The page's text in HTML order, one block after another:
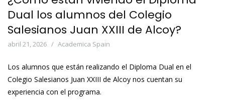
Dual los alumnos del Colegio
Salesianos Juan XXIII de Alcoy?
abril 21, 2026 Academica Spain
Los alumnos que están realizando el Diploma Dual en el
Colegio Salesianos Juan XXIII de Alcoy nos cuentan su
experiencia con el programa.